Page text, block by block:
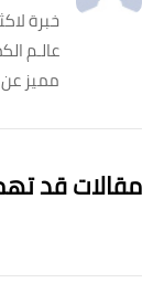
عالـم
مميز عن
مقالات قد